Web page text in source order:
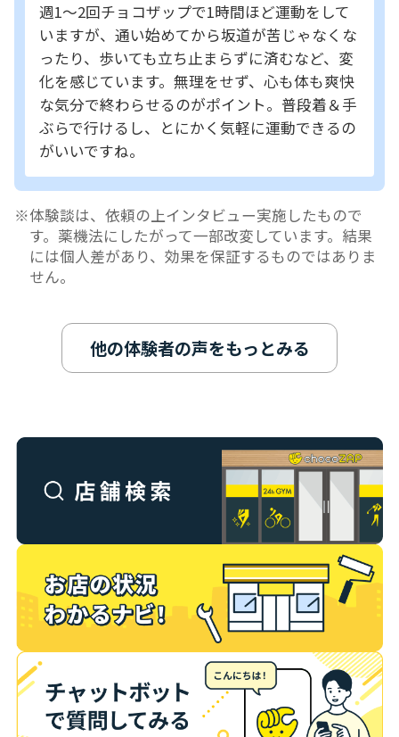
週1～2回チョコザップで1時間ほど運動をして
いますが、通い始めてから坂道が苦じゃなくな
ったり、歩いても立ち止まらずに済むなど、変
化を感じています。無理をせず、心も体も爽快
な気分で終わらせるのがポイント。普段着＆手
ぶらで行けるし、とにかく気軽に運動できるの
がいいですね。
体験談は、依頼の上インタビュー実施したもので
す。薬機法にしたがって一部改変しています。結果
には個人差があり、効果を保証するものではありま
せん。
他の体験者の声をもっとみる